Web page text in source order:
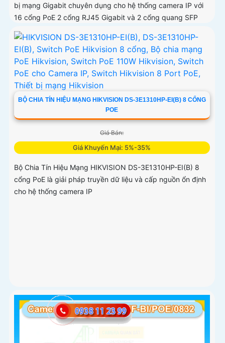
bị mạng Gigabit chuyên dụng cho hệ thống camera IP với
16 cổng PoE 2 cổng RJ45 Gigabit và 2 cổng quang SFP
BỘ CHIA TÍN HIỆU MẠNG HIKVISION DS-3E1310HP-EI(B) 8 CỔNG
POE
Giá Bán:
Giá Khuyến Mại: 5%-35%
Bộ Chia Tín Hiệu Mạng HIKVISION DS-3E1310HP-EI(B) 8
cổng PoE là giải pháp truyền dữ liệu và cấp nguồn ổn định
cho hệ thống camera IP